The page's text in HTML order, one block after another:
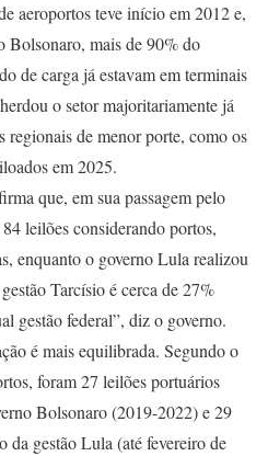
aeroportos teve início em 2012 e,
Bolsonaro, mais de 90% do
de carga já estavam em terminais
o setor majoritariamente já
regionais de menor porte, como os
em 2025.
que, em sua passagem pelo
leilões considerando portos,
enquanto o governo Lula realizou
Tarcísio é cerca de 27%
gestão federal”, diz o governo.
é mais equilibrada. Segundo o
foram 27 leilões portuários
Bolsonaro (2019-2022) e 29
da gestão Lula (até fevereiro de